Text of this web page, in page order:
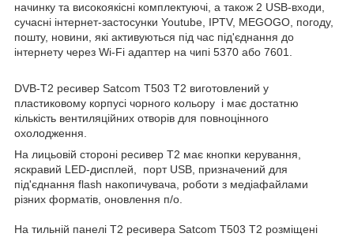
начинку та високоякісні комплектуючі, а також 2 USB-входи,
сучасні інтернет-застосунки Youtube, IPTV, MEGOGO, погоду,
пошту, новини, які активуються під час під'єднання до
інтернету через Wi-Fi адаптер на чипі 5370 або 7601.
DVB-T2 ресивер Satcom T503 T2 виготовлений у
пластиковому корпусі чорного кольору і має достатню
кількість вентиляційних отворів для повноцінного
охолодження.
На лицьовій стороні ресивер Т2 має кнопки керування,
яскравий LED-дисплей, порт USB, призначений для
під'єднання flash накопичувача, роботи з медіафайлами
різних форматів, оновлення п/о.
На тильній панелі Т2 ресивера Satcom T503 T2 розміщені